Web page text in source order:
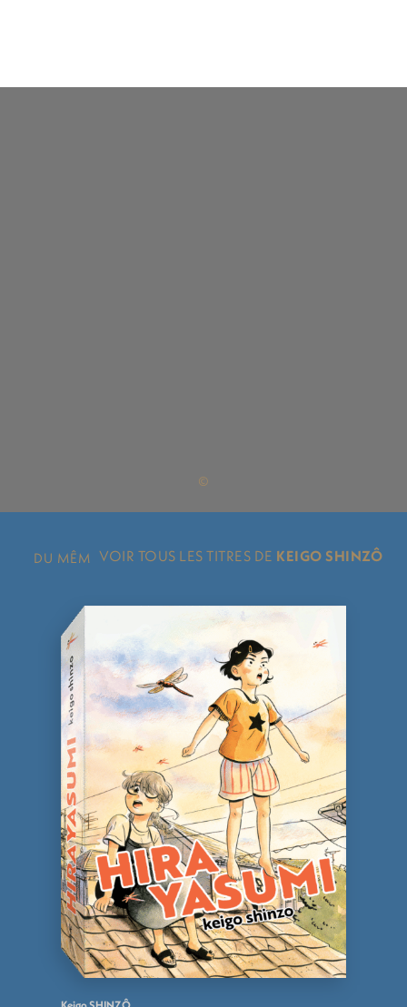
©
VOIR TOUS LES TITRES DE KEIGO SHINZÔ
DU MÊMEAUTEUR